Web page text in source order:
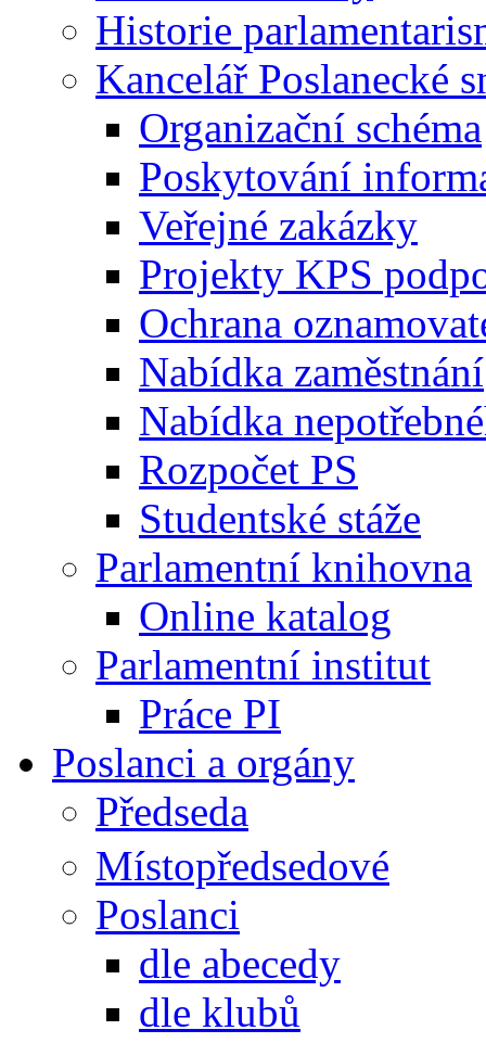
Historie
Kancelář Poslanecké
Organizační schéma
Poskytování
Veřejné zakázky
Projekty KPS
Ochrana
Nabídka zaměstnání
Nabídka
Rozpočet PS
Studentské stáže
Parlamentní knihovna
Online katalog
Parlamentní institut
Práce PI
Poslanci a orgány
Předseda
Místopředsedové
Poslanci
dle abecedy
dle klubů